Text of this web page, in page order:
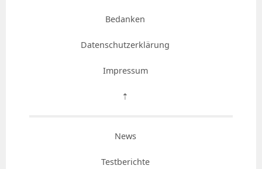
Bedanken
Datenschutzerklärung
Impressum
⇡
News
Testberichte